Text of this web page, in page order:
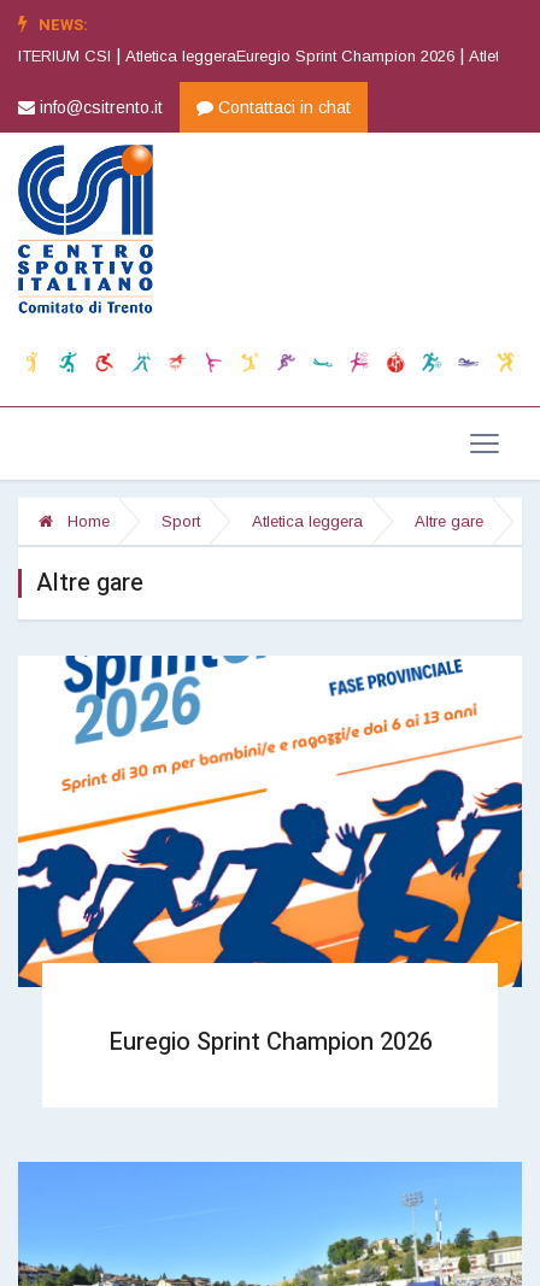
NEWS:
CSI |Atletica leggeraEuregio Sprint Champion 2026 | Atletica
info@csitrento.it Contattaci in chat
Home Sport Atletica leggera Altre gare
Altre gare
Euregio Sprint Champion 2026